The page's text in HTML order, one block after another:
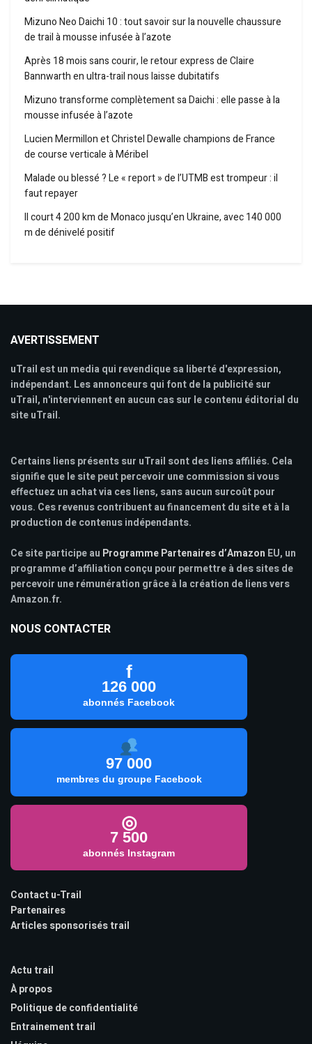
Mizuno Neo Daichi 10 : tout savoir sur la nouvelle chaussure
de trail à mousse infusée à l’azote
Après 18 mois sans courir, le retour express de Claire
Bannwarth en ultra-trail nous laisse dubitatifs
Mizuno transforme complètement sa Daichi : elle passe à la
mousse infusée à l’azote
Lucien Mermillon et Christel Dewalle champions de France
de course verticale à Méribel
Malade ou blessé ? Le « report » de l’UTMB est trompeur : il
faut repayer
Il court 4 200 km de Monaco jusqu’en Ukraine, avec 140 000
m de dénivelé positif
AVERTISSEMENT
uTrail est un media qui revendique sa liberté d'expression,
indépendant. Les annonceurs qui font de la publicité sur
uTrail, n'interviennent en aucun cas sur le contenu éditorial du
site uTrail.
Certains liens présents sur uTrail sont des liens affiliés. Cela
signifie que le site peut percevoir une commission si vous
effectuez un achat via ces liens, sans aucun surcoût pour
vous. Ces revenus contribuent au financement du site et à la
production de contenus indépendants.
Ce site participe au Programme Partenaires d’Amazon EU, un
programme d’affiliation conçu pour permettre à des sites de
percevoir une rémunération grâce à la création de liens vers
Amazon.fr.
NOUS CONTACTER
f
126 000
abonnés Facebook
97 000
membres du groupe Facebook
◎
7 500
abonnés Instagram
Contact u-Trail
Partenaires
Articles sponsorisés trail
Actu trail
À propos
Politique de confidentialité
Entrainement trail